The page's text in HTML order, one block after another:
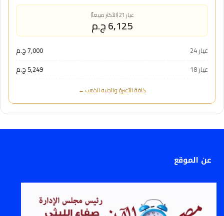
عيار 21 (الأكثر مبيعاً)
6,125 ج.م
عيار 24
7,000 ج.م
عيار 18
5,249 ج.م
كافة الأعيرة والجنيه الذهب ←
عن الموقع